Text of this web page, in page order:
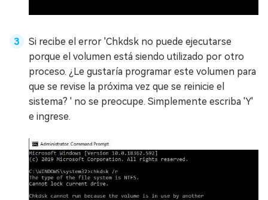
Si recibe el error 'Chkdsk no puede ejecutarse
porque el volumen está siendo utilizado por otro
proceso. ¿Le gustaría programar este volumen para
que se revise la próxima vez que se reinicie el
sistema? ' no se preocupe. Simplemente escriba 'Y'
e ingrese.